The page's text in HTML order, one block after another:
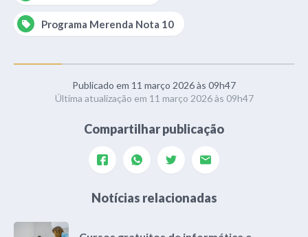
Programa Merenda Nota 10
Publicado em 11 março 2026 às 09h47
Última atualização em 11 março 2026 às 09h47
Compartilhar publicação
Notícias relacionadas